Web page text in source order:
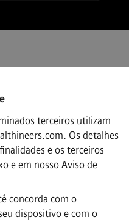
terceiros utilizam
Os detalhes
e os terceiros
e em nosso Aviso de
concorda com o
dispositivo e com o
empresarial
de Cookies